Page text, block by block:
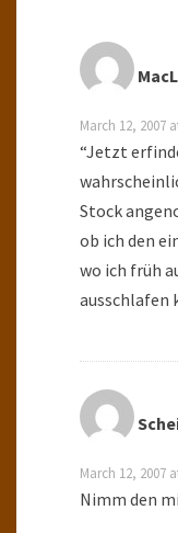
March 12, 2007
“Jetzt
Stock
ob ich den
wo ich früh
ausschlafen
March 12, 2007
Nimm den